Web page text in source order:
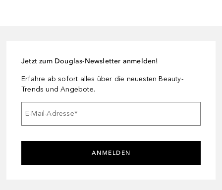
Jetzt zum Douglas-Newsletter anmelden!
Erfahre ab sofort alles über die neuesten Beauty-
Trends und Angebote.
E-Mail-Adresse*
ANMELDEN